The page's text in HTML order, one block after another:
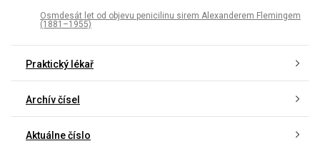
Osmdesát let od objevu penicilinu sirem Alexanderem Flemingem
(1881–1955)
Praktický lékař
Archív čísel
Aktuálne číslo